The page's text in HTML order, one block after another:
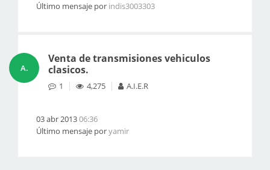
Último mensaje por indis3003303
A.
Venta de transmisiones vehiculos
clasicos.
1 4,275 A.I.E.R
03 abr 201306:36
Último mensaje poryamir